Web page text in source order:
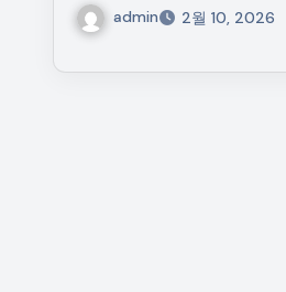
admin 2월 10, 2026